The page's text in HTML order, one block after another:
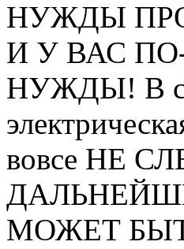
НУЖДЫ
И У ВАС
НУЖДЫ! В
вовсе НЕ
МОЖЕТ